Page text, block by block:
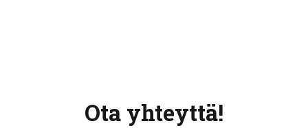
Ota yhteyttä!